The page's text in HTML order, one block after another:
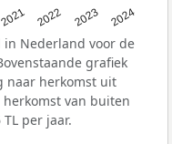
2021 2022 2023 2024
Nederland voor de
grafiek
naar herkomst uit
van buiten
per jaar.